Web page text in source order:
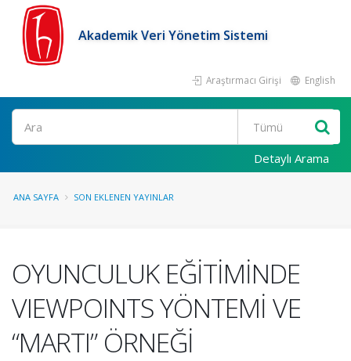
Akademik Veri Yönetim Sistemi
Araştırmacı Girişi English
Ara
Detaylı Arama
ANA SAYFA SON EKLENEN YAYINLAR
OYUNCULUK EĞİTİMİNDE
VIEWPOINTS YÖNTEMİ VE
“MARTI” ÖRNEĞİ